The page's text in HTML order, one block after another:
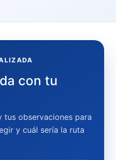
con tu
tus observaciones para
y cuál sería la ruta